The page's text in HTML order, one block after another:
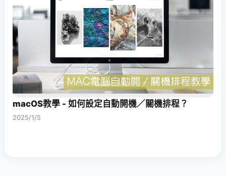
macOS教學 - 如何設定自動開機／關機排程？
2025/1/5